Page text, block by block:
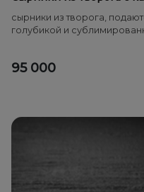
сырники из творога,
голубикой и
95 000